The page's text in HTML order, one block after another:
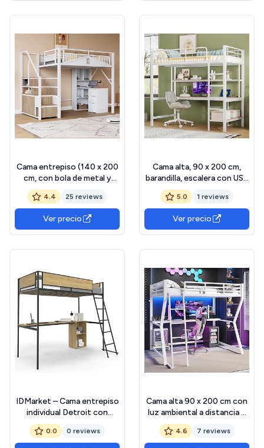
Cama entrepiso (140 x 200
cm, con bola de metal y
diseño de ventana, con
escalera de
almacenamiento
intercambiable, color
blanco (colchón no
4.4 25 reviews
Ver precio
Cama alta, 90 x 200 cm,
barandilla, escalera con USB
y enchufe, con luces LED,
escritorio, estantería de
varios niveles, sin colchón,
metal, color blanco
5.0 1 reviews
Ver precio
IDMarket – Cama entrepiso
individual Detroit con
escritorio y
almacenamiento, 90 x 190
cm, diseño industrial
0.0 0 reviews
Cama alta 90 x 200 cm con
luz ambiental a distancia y
USB, cama alta con estante
para consola de ordenador
y escritorio, cama individual
4.6 7 reviews